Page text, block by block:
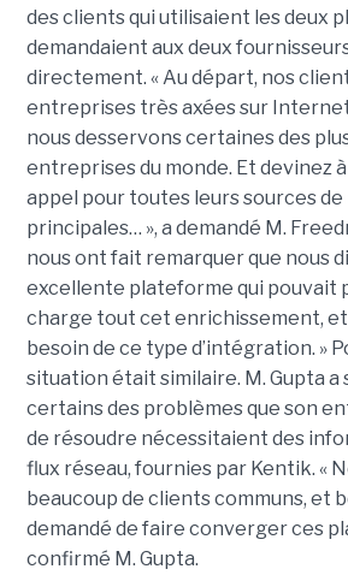
des clients qui utilisaient les deux
demandaient aux deux
directement. « Au départ, nos
entreprises très axées sur Internet
nous desservons certaines des
entreprises du monde. Et devinez
appel pour toutes leurs sources
principales… », a demandé M.
nous ont fait remarquer que nous
excellente plateforme qui pouvait
charge tout cet enrichissement, et
besoin de ce type d’intégration. »
situation était similaire. M. Gupta a
certains des problèmes que son
de résoudre nécessitaient des
flux réseau, fournies par Kentik. «
beaucoup de clients communs, et
demandé de faire converger ces
confirmé M. Gupta.